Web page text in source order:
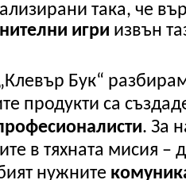
така, че
игри извън
Бук“
продукти са
. За
в тяхната мисия –
нужните